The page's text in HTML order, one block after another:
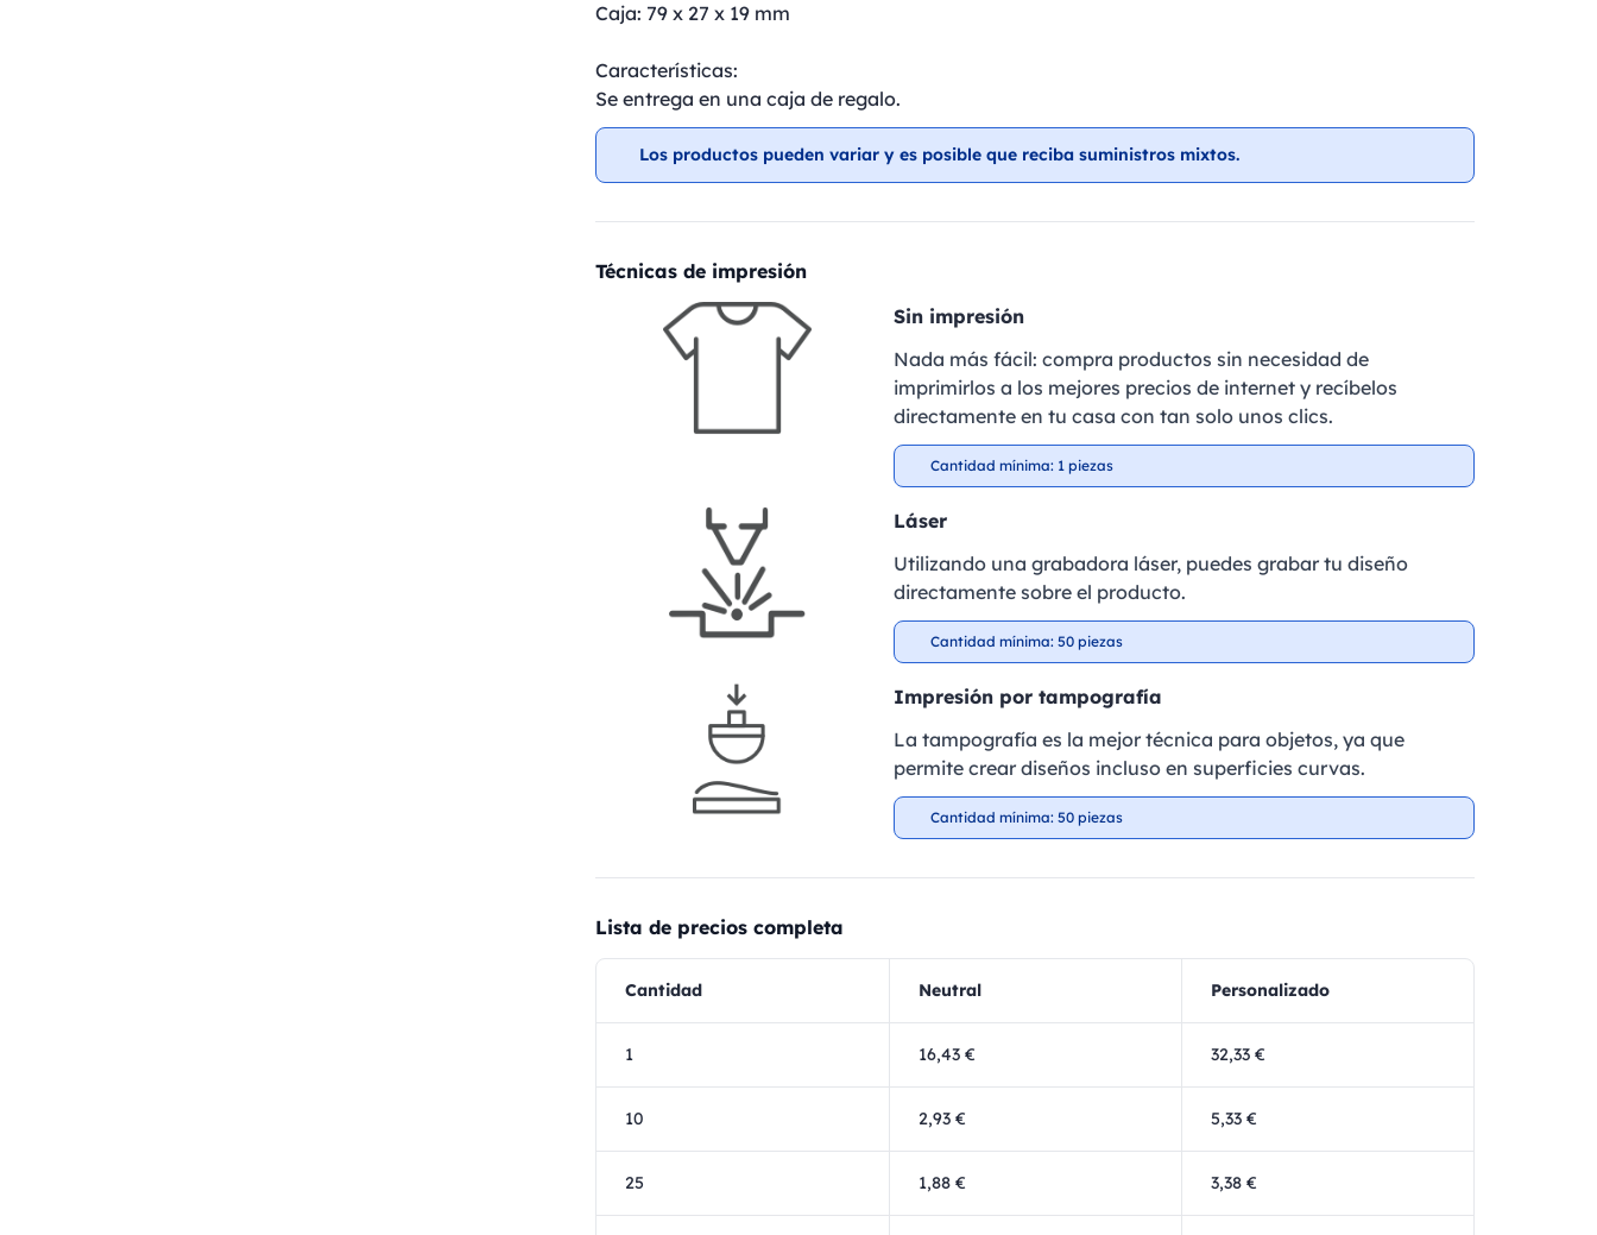
Caja: 79 x 27 x 19 mm
Características:
Se entrega en una caja de regalo.
Los productos pueden variar y es posible que reciba suministros mixtos.
Técnicas de impresión
Sin impresión
Nada más fácil: compra productos sin necesidad de
imprimirlos a los mejores precios de internet y recíbelos
directamente en tu casa con tan solo unos clics.
Cantidad mínima: 1 piezas
Láser
Utilizando una grabadora láser, puedes grabar tu diseño
directamente sobre el producto.
Cantidad mínima: 50 piezas
Impresión por tampografía
La tampografía es la mejor técnica para objetos, ya que
permite crear diseños incluso en superficies curvas.
Cantidad mínima: 50 piezas
Lista de precios completa
Cantidad Neutral Personalizado
1 16,43 € 32,33 €
10 2,93 € 5,33 €
25 1,88 € 3,38 €